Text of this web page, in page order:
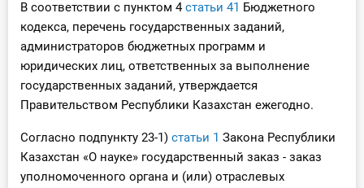
В соответствии с пунктом 4статьи 41 Бюджетного
кодекса, перечень государственных заданий,
администраторов бюджетных программ и
юридических лиц, ответственных за выполнение
государственных заданий, утверждается
Правительством Республики Казахстан ежегодно.
Согласно подпункту 23-1) статьи 1 Закона Республики
Казахстан «О науке» государственный заказ - заказ
уполномоченного органа и (или) отраслевых